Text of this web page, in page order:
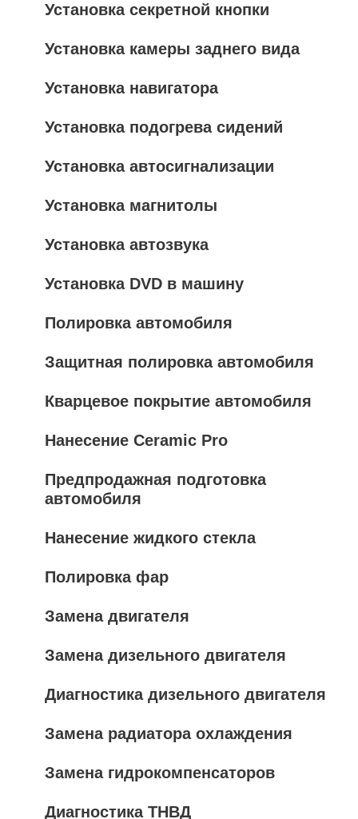
Установка секретной кнопки
Установка камеры заднего вида
Установка навигатора
Установка подогрева сидений
Установка автосигнализации
Установка магнитолы
Установка автозвука
Установка DVD в машину
Полировка автомобиля
Защитная полировка автомобиля
Кварцевое покрытие автомобиля
Нанесение Ceramic Pro
Предпродажная подготовка
автомобиля
Нанесение жидкого стекла
Полировка фар
Замена двигателя
Замена дизельного двигателя
Диагностика дизельного двигателя
Замена радиатора охлаждения
Замена гидрокомпенсаторов
Диагностика ТНВД